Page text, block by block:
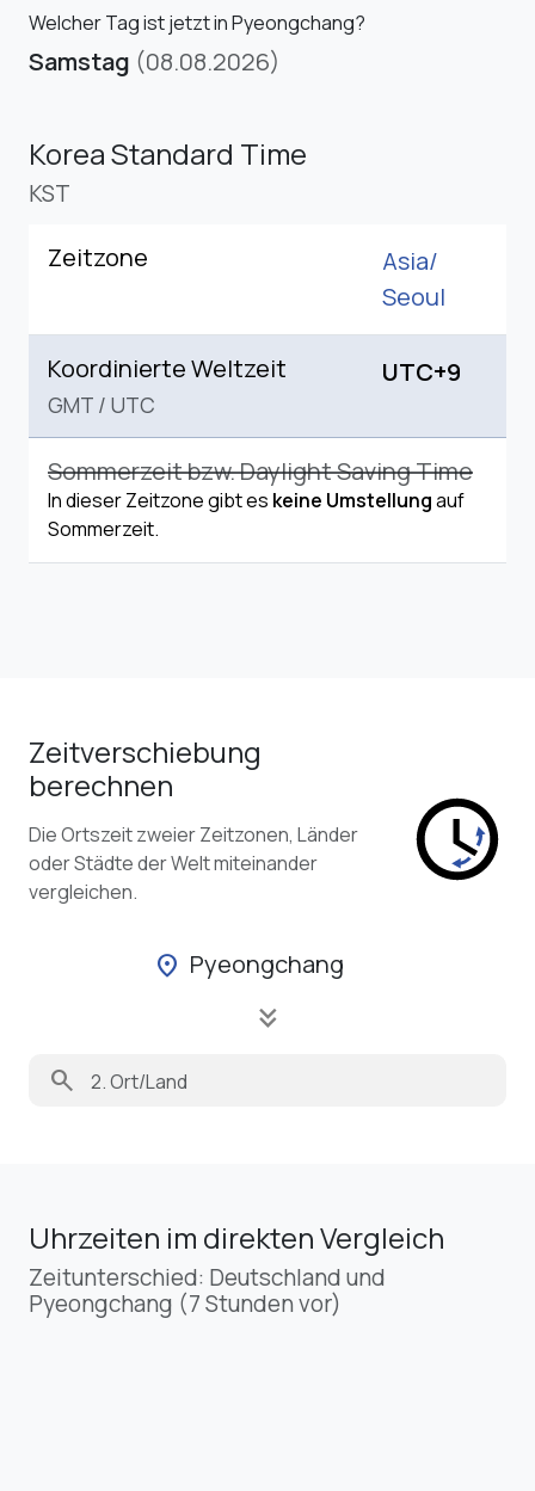
Welcher Tag ist jetzt in Pyeongchang?
Samstag (08.08.2026)
Korea Standard Time
KST
Zeitzone
Asia/
Seoul
Koordinierte Weltzeit
GMT / UTC
UTC+9
Sommerzeit bzw. Daylight Saving Time
In dieser Zeitzone gibt es keine Umstellungauf
Sommerzeit.
Zeitverschiebung
berechnen
Die Ortszeit zweier Zeitzonen, Länder
oder Städte der Welt miteinander
vergleichen.
location_on Pyeongchang
keyboard_double_arrow_down
search
Uhrzeiten im direkten Vergleich
Zeitunterschied: Deutschland und
Pyeongchang (7 Stunden vor)